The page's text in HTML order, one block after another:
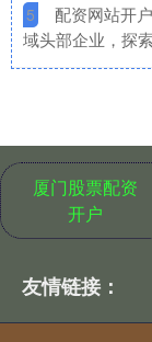
5
配资网站开
域头部企业，探
厦门股票配资
开户
友情链接：